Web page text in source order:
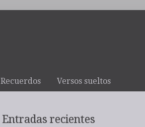
Recuerdos Versos sueltos
Entradas recientes